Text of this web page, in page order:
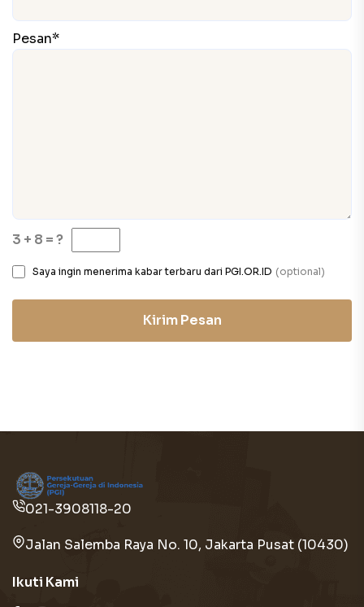
Pesan*
3 + 8 = ?
Saya ingin menerima kabar terbaru dari PGI.OR.ID (optional)
Kirim Pesan
021-3908118-20
Jalan Salemba Raya No. 10, Jakarta Pusat (10430)
Ikuti Kami